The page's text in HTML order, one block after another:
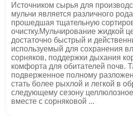
Источником сырья для
мульчи является различного
прошедшая тщательную
очистку.Мульчирование жидкой
достаточно быстрый и
используемый для сохранения
сорняков, поддержки дыхания
комфорта для обитателей почв.
подверженное полному
стать более рыхлой и легкой в
следующему сезону
вместе с сорняковой ...